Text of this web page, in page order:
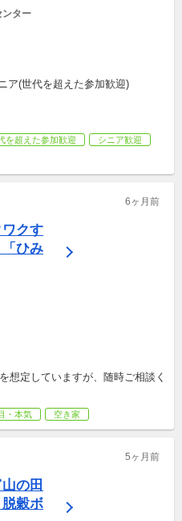
ンター
ア(世代を超えた参加歓迎)
を超えた参加歓迎
シニア歓迎
6ヶ月前
クす
ひみ
想定していますが、随時ご相談く
・本気 空き家
5ヶ月前
の田
穀ボ